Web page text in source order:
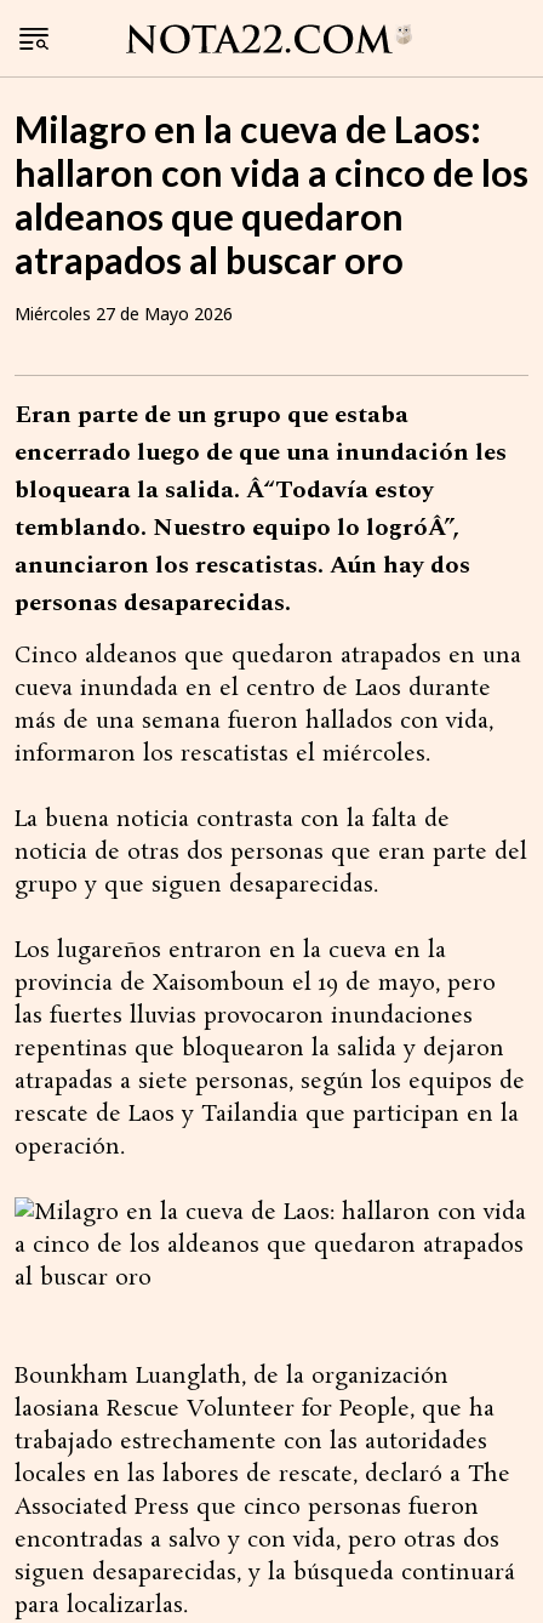
Milagro en la cueva de Laos:
hallaron con vida a cinco de los
aldeanos que quedaron
atrapados al buscar oro
Miércoles 27 de Mayo 2026
Eran parte de un grupo que estaba
encerrado luego de que una inundación les
bloqueara la salida. Â“Todavía estoy
temblando. Nuestro equipo lo logróÂ”,
anunciaron los rescatistas. Aún hay dos
personas desaparecidas.
Cinco aldeanos que quedaron atrapados en una
cueva inundada en el centro de Laos durante
más de una semana fueron hallados con vida,
informaron los rescatistas el miércoles.
La buena noticia contrasta con la falta de
noticia de otras dos personas que eran parte del
grupo y que siguen desaparecidas.
Los lugareños entraron en la cueva en la
provincia de Xaisomboun el 19 de mayo, pero
las fuertes lluvias provocaron inundaciones
repentinas que bloquearon la salida y dejaron
atrapadas a siete personas, según los equipos de
rescate de Laos y Tailandia que participan en la
operación.
Bounkham Luanglath, de la organización
laosiana Rescue Volunteer for People, que ha
trabajado estrechamente con las autoridades
locales en las labores de rescate, declaró a The
Associated Press que cinco personas fueron
encontradas a salvo y con vida, pero otras dos
siguen desaparecidas, y la búsqueda continuará
para localizarlas.